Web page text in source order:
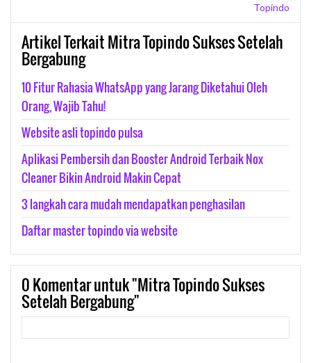
Topindo
Artikel Terkait Mitra Topindo Sukses Setelah
Bergabung
10 Fitur Rahasia WhatsApp yang Jarang Diketahui Oleh
Orang, Wajib Tahu!
Website asli topindo pulsa
Aplikasi Pembersih dan Booster Android Terbaik Nox
Cleaner Bikin Android Makin Cepat
3 langkah cara mudah mendapatkan penghasilan
Daftar master topindo via website
0Komentar untuk "Mitra Topindo Sukses
Setelah Bergabung"